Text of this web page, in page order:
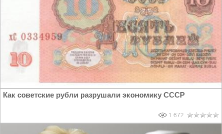
Как советские рубли разрушали экономику СССР
1 672